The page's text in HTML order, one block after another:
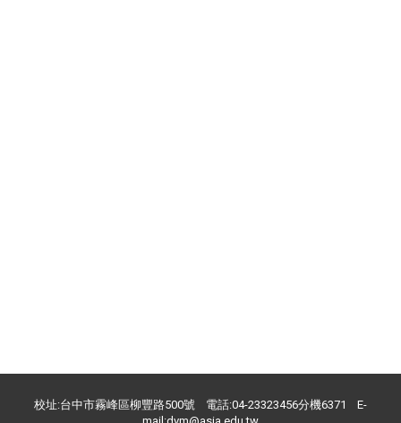
校址:台中市霧峰區柳豐路500號 電話:04-23323456分機6371 E-